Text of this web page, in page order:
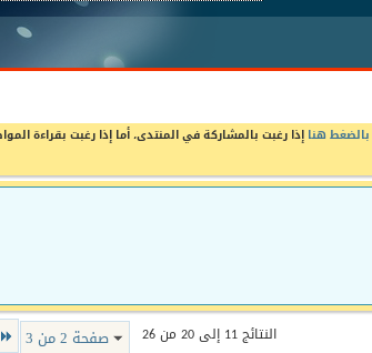
بالضغط هنا إذا رغبت بالمشاركة في المنتدى، أما إذا رغبت بقراءة
صفحة 2 من 3 النتائج 11 إلى 20 من 26